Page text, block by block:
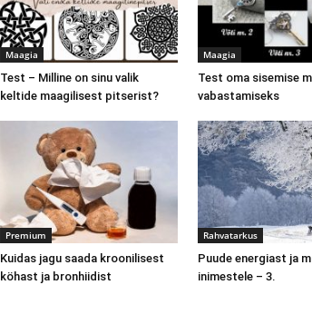
Maagia
Test – Milline on sinu valik
keltide maagilisest pitserist?
Maagia
Test oma sisemise
vabastamiseks
Premium
Kuidas jagu saada kroonilisest
köhast ja bronhiidist
Rahvatarkus
Puude energiast ja
inimestele – 3.